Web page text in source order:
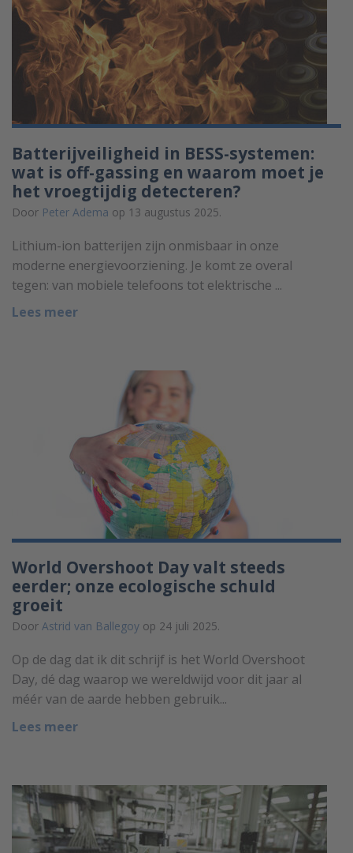
Batterijveiligheid in BESS-systemen:
wat is off-gassing en waarom moet je
het vroegtijdig detecteren?
Door Peter Adema op 13 augustus 2025.
Lithium-ion batterijen zijn onmisbaar in onze
moderne energievoorziening. Je komt ze overal
tegen: van mobiele telefoons tot elektrische ...
Lees meer
World Overshoot Day valt steeds
eerder; onze ecologische schuld
groeit
Door Astrid van Ballegoy op 24 juli 2025.
Op de dag dat ik dit schrijf is het World Overshoot
Day, dé dag waarop we wereldwijd voor dit jaar al
méér van de aarde hebben gebruik...
Lees meer